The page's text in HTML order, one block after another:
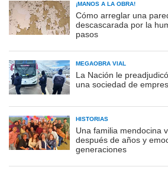
¡MANOS A LA OBRA!
Cómo arreglar una
descascarada por la
pasos
MEGAOBRA VIAL
La Nación le
una sociedad de
HISTORIAS
Una familia mendocina
después de años y
generaciones